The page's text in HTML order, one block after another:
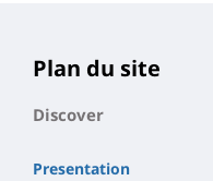
Plan du site
Discover
Presentation